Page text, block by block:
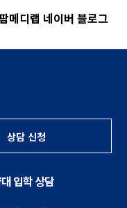
메디랩 네이버 블로그
상담 신청
입학 상담